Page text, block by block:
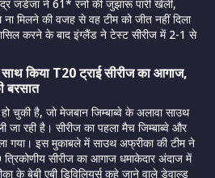
जडेजा ने 61* रनों की जुझारू पारी खेली,
मिलने की वजह से वह टीम को जीत नहीं दिला
करने के बाद इंग्लैंड ने टेस्ट सीरीज में 2-1 से
किया T20 ट्राई सीरीज का आगाज,
बरसात
चुकी है, जो मेजबान जिम्बाब्वे के अलावा साउथ
रही है। सीरीज का पहला मैच जिम्बाब्वे और
गया। इस मुकाबले में साउथ अफ्रीका की टीम ने
सीरीज का आगाज धमाकेदार अंदाज में
के बेबी एबी डिविलियर्स कहे जाने वाले डेवाल्ड